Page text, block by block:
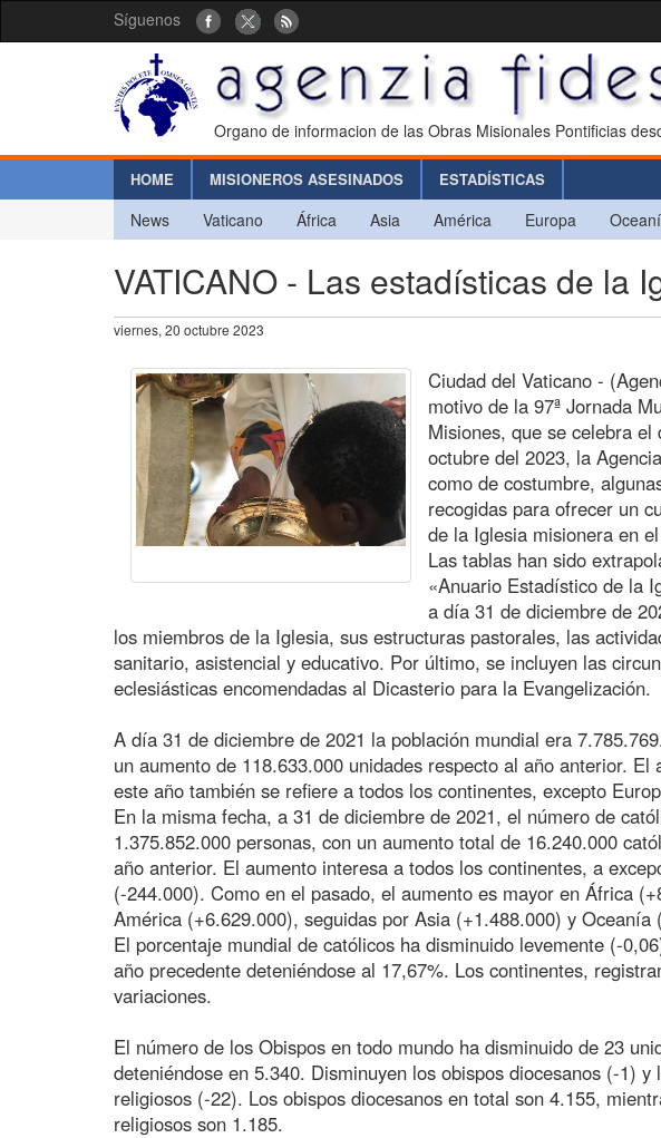
Síguenos
Organo de informacion de las Obras Misionales Pontificias
HOME MISIONEROS ASESINADOS ESTADÍSTICAS
News Vaticano África Asia América Europa
VATICANO - Las estadísticas de la
viernes, 20 octubre 2023
Ciudad del Vaticano -
motivo de la 97ª Jornada
Misiones, que se celebra el
octubre del 2023, la
como de costumbre,
recogidas para ofrecer un
de la Iglesia misionera en
Las tablas han sido
«Anuario Estadístico de la
a día 31 de diciembre de
los miembros de la Iglesia, sus estructuras pastorales, las
sanitario, asistencial y educativo. Por último, se incluyen las
eclesiásticas encomendadas al Dicasterio para la Evangelización.
A día 31 de diciembre de 2021 la población mundial era
un aumento de 118.633.000 unidades respecto al año anterior. El
este año también se refiere a todos los continentes, excepto
En la misma fecha, a 31 de diciembre de 2021, el número de
1.375.852.000 personas, con un aumento total de 16.240.000
año anterior. El aumento interesa a todos los continentes, a
(-244.000). Como en el pasado, el aumento es mayor en África
América (+6.629.000), seguidas por Asia (+1.488.000) y Oceanía
El porcentaje mundial de católicos ha disminuido levemente (-
año precedente deteniéndose al 17,67%. Los continentes,
variaciones.
El número de los Obispos en todo mundo ha disminuido de 23
deteniéndose en 5.340. Disminuyen los obispos diocesanos (-1) y
religiosos (-22). Los obispos diocesanos en total son 4.155,
religiosos son 1.185.